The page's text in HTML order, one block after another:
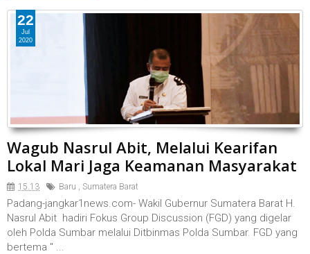
Wagub Nasrul Abit, Melalui Kearifan
Lokal Mari Jaga Keamanan Masyarakat
15.13 Baru , Sumatera Barat
Padang-jangkar1news.com- Wakil Gubernur Sumatera Barat H.
Nasrul Abit hadiri Fokus Group Discussion (FGD) yang digelar
oleh Polda Sumbar melalui Ditbinmas Polda Sumbar. FGD yang
bertema '' ...
22
Jul
2020